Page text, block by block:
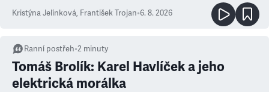
Kristýna Jelínková, František Trojan•6. 8. 2026
Ranní postřeh•2 minuty
Tomáš Brolík: Karel Havlíček a jeho
elektrická morálka